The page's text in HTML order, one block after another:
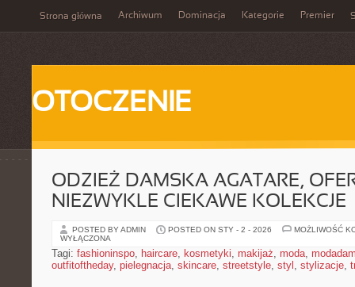
Strona główna Archiwum Dominacja Kategorie Premier
OTOCZENIE
ODZIEŻ DAMSKA AGATARE,
NIEZWYKLE CIEKAWE KOLEKCJE
POSTED BY ADMIN POSTED ON STY - 2 - 2026
MOŻLIWOŚĆ
WYŁĄCZONA
Tagi: fashioninspo, haircare, kosmetyki, makijaż, moda,
outfitoftheday, pielegnacja, skincare, streetstyle, styl , stylizacje,